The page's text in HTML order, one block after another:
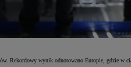
wynik odnotowano Europie, gdzie w